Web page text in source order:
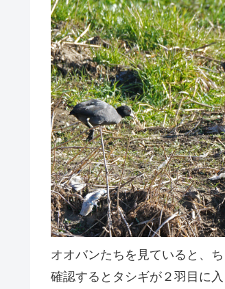
オオバンたちを見ていると、
確認するとタシギが２羽目に